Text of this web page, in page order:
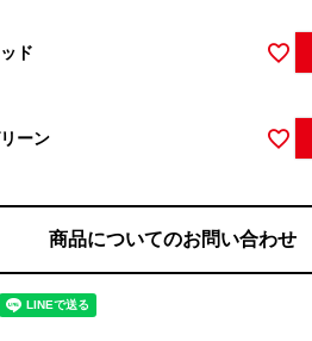
ド
ーン
商品についてのお問い合わせ